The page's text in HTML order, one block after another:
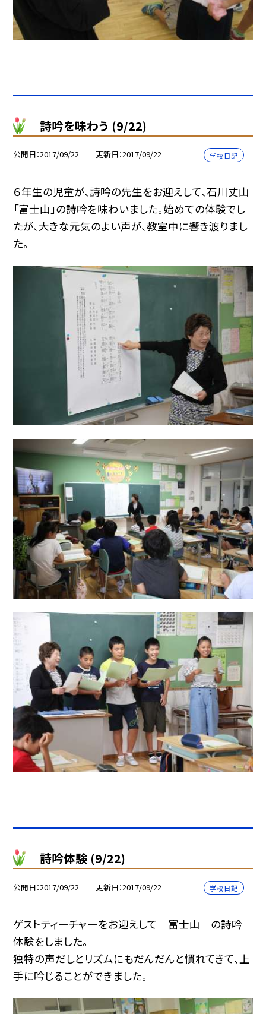
詩吟を味わう (9/22)
公開日 2017/09/22 更新日 2017/09/22 学校日記
６年生の児童が、詩吟の先生をお迎えして、石川丈山
「富士山」の詩吟を味わいました。始めての体験でし
たが、大きな元気のよい声が、教室中に響き渡りまし
た。
詩吟体験 (9/22)
公開日 2017/09/22 更新日 2017/09/22 学校日記
ゲストティーチャーをお迎えして 富士山 の詩吟
体験をしました。
独特の声だしとリズムにもだんだんと慣れてきて、上
手に吟じることができました。